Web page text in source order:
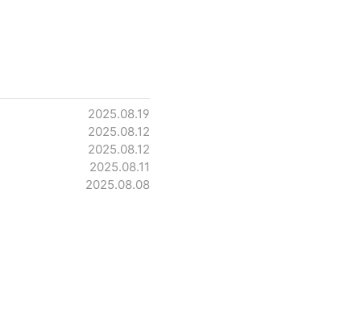
2025.08.19
2025.08.12
2025.08.12
2025.08.11
2025.08.08